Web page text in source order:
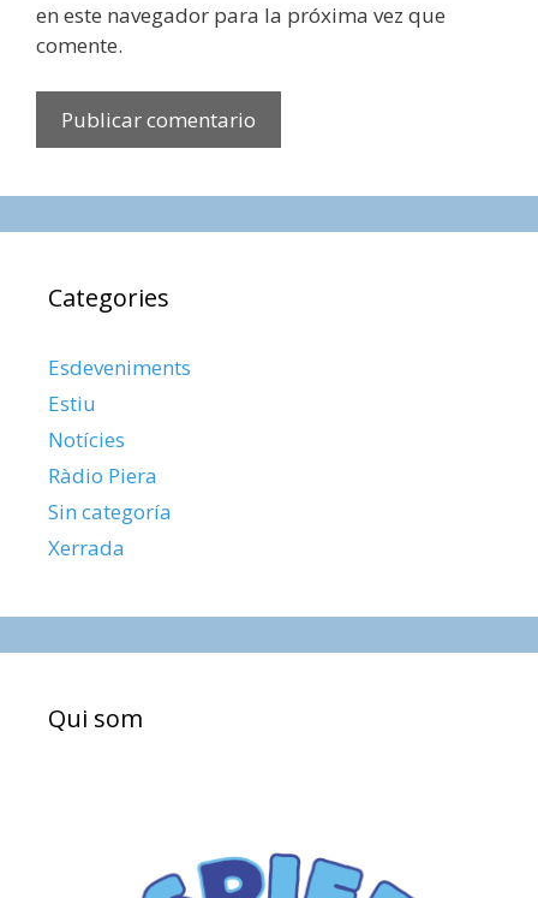
en este navegador para la próxima vez que
comente.
Categories
Esdeveniments
Estiu
Notícies
Ràdio Piera
Sin categoría
Xerrada
Qui som